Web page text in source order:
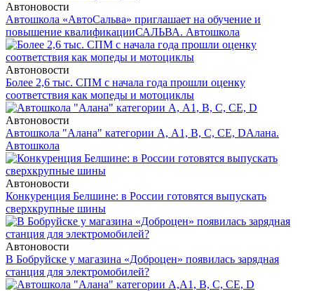
Автоновости
Автошкола «АвтоСальва» приглашает на обучение и
повышение квалификацииСАЛЬВА. Автошкола
Автоновости
Более 2,6 тыс. СПМ с начала года прошли оценку
соответствия как мопеды и мотоциклы
Автоновости
Автошкола "Алана" категории А, А1, В, С, СЕ, DАлана.
Автошкола
Автоновости
Конкуренция Белшине: в России готовятся выпускать
сверхкрупные шины
Автоновости
В Бобруйске у магазина «Доброцен» появилась зарядная
станция для электромобилей?